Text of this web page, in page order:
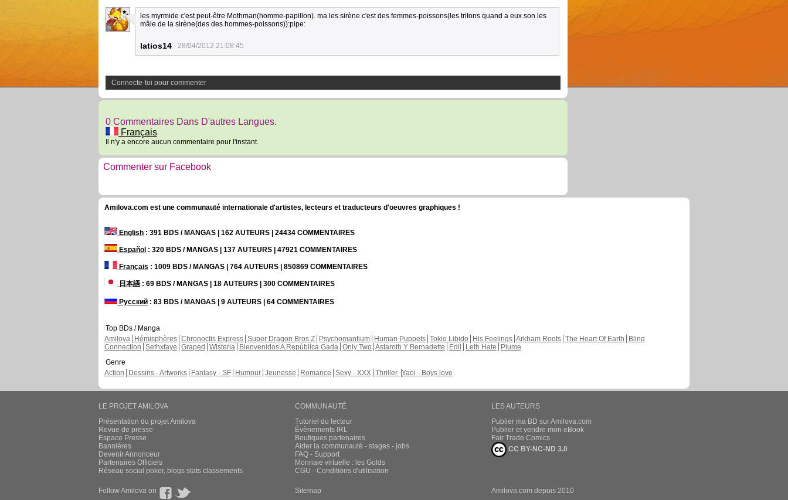
5
les myrmide c'est peut-être Mothman(homme-papillon). ma les sirène c'est des femmes-poissons(les tritons quand a eux son les
mâle de la sirène(des des hommes-poissons)):pipe:
latios14 28/04/2012 21:08:45
Connecte-toi pour commenter
0 Commentaires Dans D'autres Langues.
Français
Il n'y a encore aucun commentaire pour l'instant.
Commenter sur Facebook
Amilova.com est une communauté internationale d'artistes, lecteurs et traducteurs d'oeuvres graphiques !
English : 391 BDS / MANGAS | 162 AUTEURS | 24434 COMMENTAIRES
Español : 320 BDS / MANGAS | 137 AUTEURS | 47921 COMMENTAIRES
Français : 1009 BDS / MANGAS | 764 AUTEURS | 850869 COMMENTAIRES
日本語: 69 BDS / MANGAS | 18 AUTEURS | 300 COMMENTAIRES
Русский : 83 BDS / MANGAS | 9 AUTEURS | 64 COMMENTAIRES
Top BDs / Manga
Amilova
Hémisphères Chronoctis Express Super Dragon Bros Z Psychomantium Human Puppets Tokio Libido His Feelings Arkham Roots The Heart Of Earth
Blind
Connection Sethxfaye Graped Wisteria Bienvenidos A República Gada Only Two Astaroth Y Bernadette Edil Leth Hate
Plume
Genre
Action
Dessins - Artworks Fantasy - SF Humour Jeunesse Romance Sexy - XXX Thriller Yaoi - Boys love
LE PROJET AMILOVA
Présentation du projet Amilova
Revue de presse
Espace Presse
Bannières
Devenir Annonceur
Partenaires Officiels
Réseau social poker, blogs stats classements
COMMUNAUTÉ
Tutoriel du lecteur
Évènements IRL
Boutiques partenaires
Aider la communauté - stages - jobs
FAQ - Support
Monnaie virtuelle : les Golds
CGU - Conditions d'utilisation
LES AUTEURS
Publier ma BD sur Amilova.com
Publier et vendre mon eBook
Fair Trade Comics
CC BY-NC-ND 3.0
Follow Amilova on Sitemap Amilova.com depuis 2010